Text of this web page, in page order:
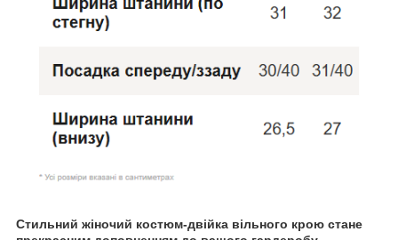
Стильний жіночий костюм-двійка вільного крою стане